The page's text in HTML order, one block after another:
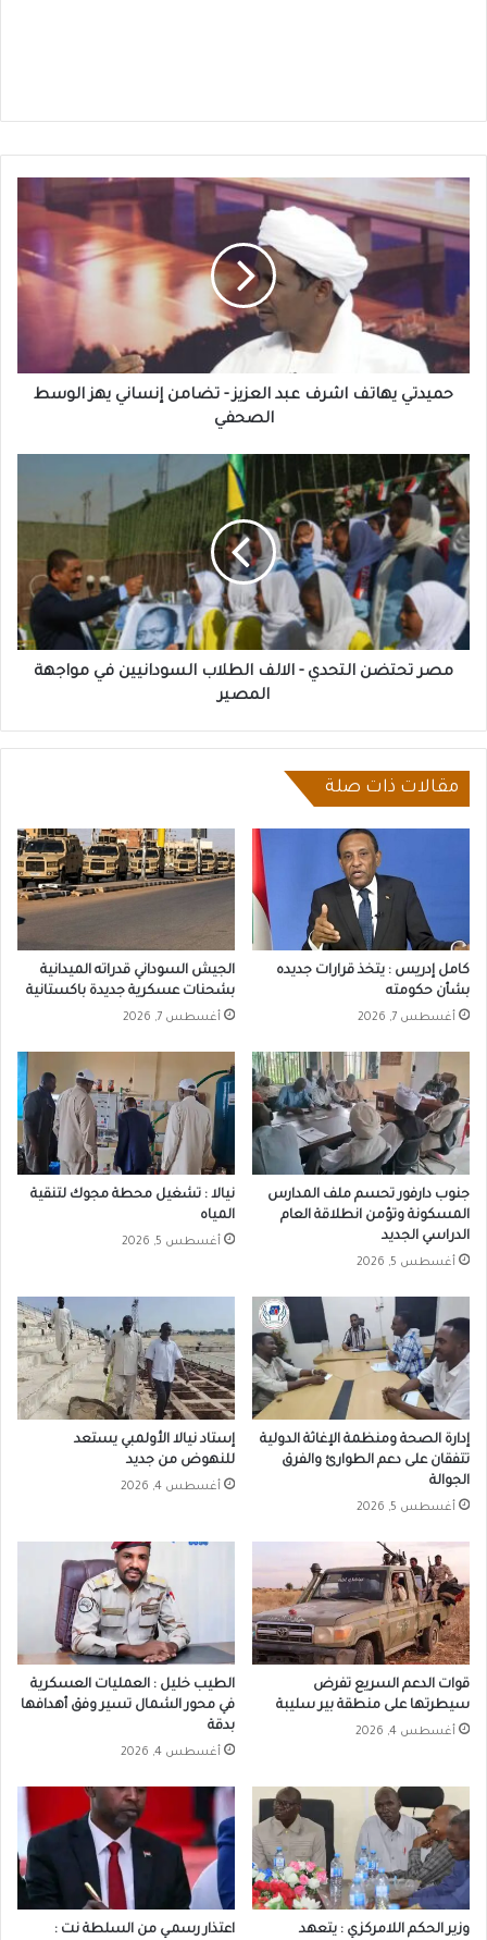
حميدتي
يهاتف
اشرف
عبد
تضامن
إنساني
يهز
الوسط
حميدتي يهاتف اشرف عبد العزيز - تضامن إنساني يهز الوسط
الصحفي
مصر
تحتضن
التحدي
-
الالف
الطلاب
السودانيين
في
مواجهة
المصير
مصر تحتضن التحدي - الالف الطلاب السودانيين في مواجهة
المصير
مقالات ذات صلة
كامل إدريس : يتخذ قرارات جديده
بشأن حكومته
أغسطس 7, 2026
الجيش السوداني قدراته الميدانية
بشحنات عسكرية جديدة باكستانية
أغسطس 7, 2026
جنوب دارفور تحسم ملف المدارس
المسكونة وتؤمن انطلاقة العام
الدراسي الجديد
أغسطس 5, 2026
نيالا : تشغيل محطة مجوك لتنقية
المياه
أغسطس 5, 2026
إدارة الصحة ومنظمة الإغاثة الدولية
تتفقان على دعم الطوارئ والفرق
الجوالة
أغسطس 5, 2026
إستاد نيالا الأولمبي يستعد
للنهوض من جديد
أغسطس 4, 2026
قوات الدعم السريع تفرض
سيطرتها على منطقة بير سليبة
أغسطس 4, 2026
الطيب خليل : العمليات العسكرية
في محور الشمال تسير وفق أهدافها
بدقة
أغسطس 4, 2026
وزير الحكم اللامركزي : يتعهد
اعتذار رسمـي من السلطة نت :